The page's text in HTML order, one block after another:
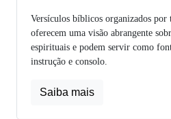
Versículos bíblicos organizados por
oferecem uma visão abrangente
espirituais e podem servir como
instrução e consolo.
Saiba mais